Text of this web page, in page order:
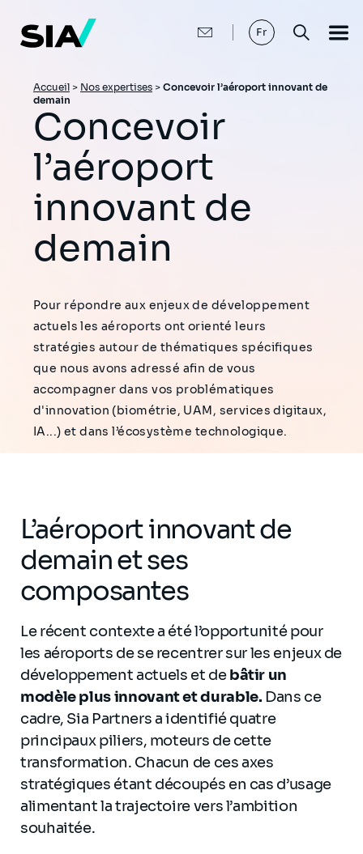
contenu
principal
Fr
Fil
d'Ariane
Accueil > Nos expertises > Concevoir l’aéroport innovant de
demain
Concevoir
l’aéroport
innovant de
demain
Pour répondre aux enjeux de développement
actuels les aéroports ont orienté leurs
stratégies autour de thématiques spécifiques
que nous avons adressé afin de vous
accompagner dans vos problématiques
d'innovation (biométrie, UAM, services digitaux,
IA...) et dans l’écosystème technologique.
L’aéroport innovant de
demain et ses
composantes
Le récent contexte a été l’opportunité pour
les aéroports de se recentrer sur les enjeux de
développement actuels et debâtir un
modèle plus innovant et durable. Dans ce
cadre, Sia Partners a identifié quatre
principaux piliers, moteurs de cette
transformation. Chacun de ces axes
stratégiques étant découpés en cas d’usage
alimentant la trajectoire vers l’ambition
souhaitée.